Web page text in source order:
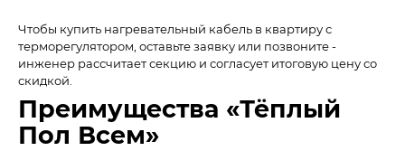
Чтобы купить нагревательный кабель в квартиру с
терморегулятором, оставьте заявку или позвоните -
инженер рассчитает секцию и согласует итоговую цену со
скидкой.
Преимущества «Тёплый
Пол Всем»